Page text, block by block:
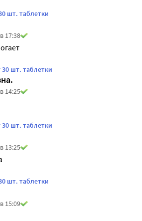
шт. таблетки
17:38
шт. таблетки
14:25
шт. таблетки
13:25
шт. таблетки
15:09